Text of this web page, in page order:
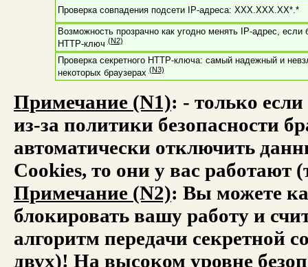
Проверка совпадения подсети IP-адреса: XXX.XXX.XX*.*
Возможность прозрачно как угодно менять IP-адрес,
HTTP-ключ(N2)
Проверка секретного HTTP-ключа: самый надежный и
некоторых браузерах(N3)
Примечание (N1): - только
из-за политики безопасности
автоматически отключить
Cookies, то они у вас работают
Примечание (N2): Вы можете
блокировать вашу работу и
алгоритм передачи секретной
двух)! На высоком уровне